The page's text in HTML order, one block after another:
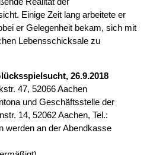
Einige Zeit lang arbeitete er
er Gelegenheit bekam, sich mit
Lebensschicksale zu
26.9.2018
47, 52066 Aachen
und Geschäftsstelle der
14, 52062 Aachen, Tel.:
werden an der Abendkasse